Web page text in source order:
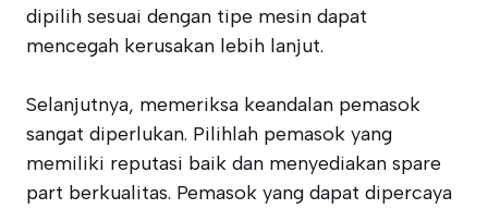
dipilih sesuai dengan tipe mesin dapat
mencegah kerusakan lebih lanjut.
Selanjutnya, memeriksa keandalan pemasok
sangat diperlukan. Pilihlah pemasok yang
memiliki reputasi baik dan menyediakan spare
part berkualitas. Pemasok yang dapat dipercaya